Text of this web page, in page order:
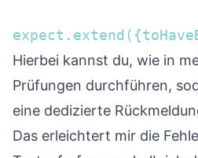
Hierbei kannst du, wie in
Prüfungen durchführen,
eine dedizierte
Das erleichtert mir die